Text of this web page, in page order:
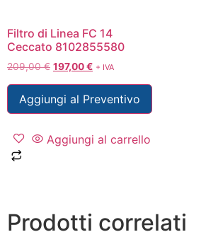
Filtro di Linea FC 14
Ceccato 8102855580
209,00€ 197,00€ + IVA
Aggiungi al Preventivo
Aggiungi al carrello
Prodotti correlati